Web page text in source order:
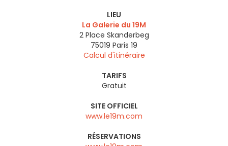
LIEU
La Galerie du 19M
2 Place Skanderbeg
75019 Paris 19
Calcul d'itinéraire
TARIFS
Gratuit
SITE OFFICIEL
www.le19m.com
RÉSERVATIONS